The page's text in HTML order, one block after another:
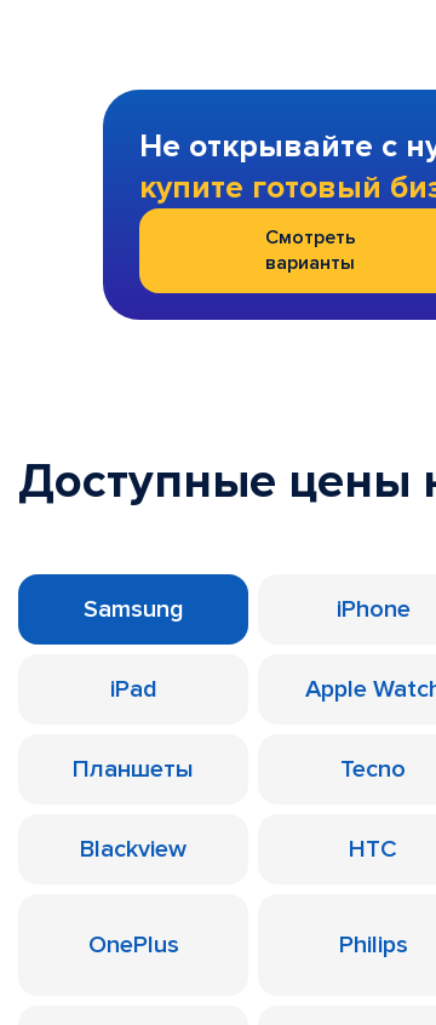
Не открывайте с
купите готовый
Смотреть
варианты
Доступные цены
Samsung iPhone
iPad Apple
Планшеты Tecno
Blackview HTC
OnePlus Philips